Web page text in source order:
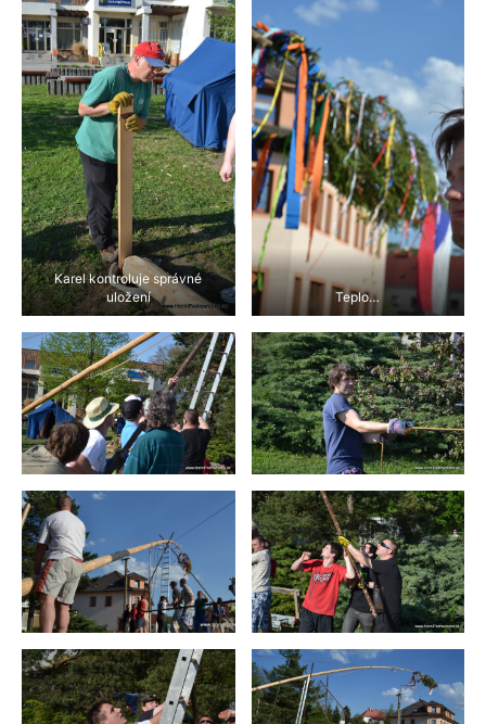
Karel kontroluje správné
uložení
Teplo…